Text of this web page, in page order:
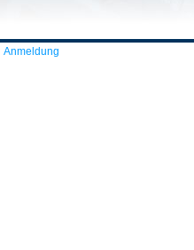
Anmeldung